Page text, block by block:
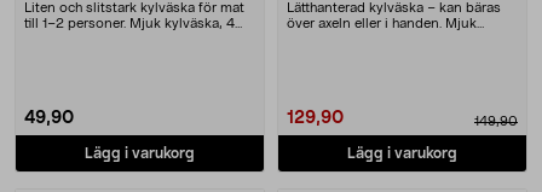
Liten och slitstark kylväska för mat
till 1–2 personer. Mjuk kylväska, 4
49,90
Lägg i varukorg
Lätthanterad kylväska – kan bäras
över axeln eller i handen. Mjuk
129,90 149,90
Lägg i varukorg